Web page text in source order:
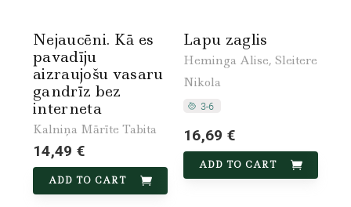
Nejaucēni. Kā es
pavadīju
aizraujošu vasaru
gandrīz bez
interneta
Kalniņa Mārīte Tabita
14,49 €
ADD TO CART
Lapu zaglis
Heminga Alise, Sleitere
Nikola
16,69 €
ADD TO CART